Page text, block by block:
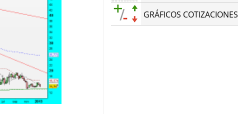
GRÁFICOS COTIZACIONES